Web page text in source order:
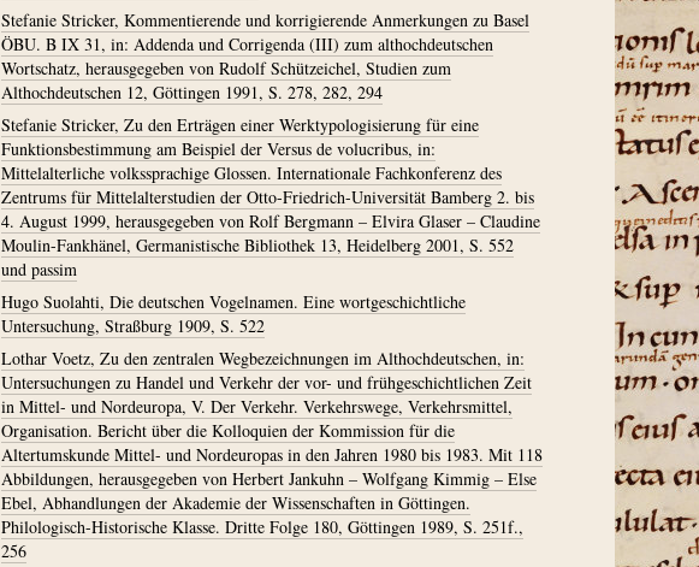
Stefanie Stricker, Kommentierende und korrigierende Anmerkungen zu Basel
ÖBU. B IX 31, in: Addenda und Corrigenda (III) zum althochdeutschen
Wortschatz, herausgegeben von Rudolf Schützeichel, Studien zum
Althochdeutschen 12, Göttingen 1991, S. 278, 282, 294
Stefanie Stricker, Zu den Erträgen einer Werktypologisierung für eine
Funktionsbestimmung am Beispiel der Versus de volucribus, in:
Mittelalterliche volkssprachige Glossen. Internationale Fachkonferenz des
Zentrums für Mittelalterstudien der Otto-Friedrich-Universität Bamberg 2. bis
4. August 1999, herausgegeben von Rolf Bergmann – Elvira Glaser – Claudine
Moulin-Fankhänel, Germanistische Bibliothek 13, Heidelberg 2001, S. 552
und passim
Hugo Suolahti, Die deutschen Vogelnamen. Eine wortgeschichtliche
Untersuchung, Straßburg 1909, S. 522
Lothar Voetz, Zu den zentralen Wegbezeichnungen im Althochdeutschen, in:
Untersuchungen zu Handel und Verkehr der vor- und frühgeschichtlichen Zeit
in Mittel- und Nordeuropa, V. Der Verkehr. Verkehrswege, Verkehrsmittel,
Organisation. Bericht über die Kolloquien der Kommission für die
Altertumskunde Mittel- und Nordeuropas in den Jahren 1980 bis 1983. Mit 118
Abbildungen, herausgegeben von Herbert Jankuhn – Wolfgang Kimmig – Else
Ebel, Abhandlungen der Akademie der Wissenschaften in Göttingen.
Philologisch-Historische Klasse. Dritte Folge 180, Göttingen 1989, S. 251f.,
256